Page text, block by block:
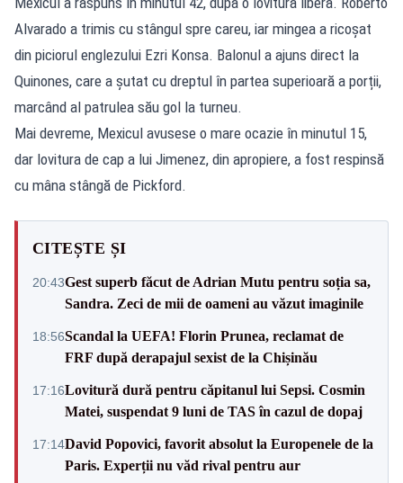
Alvarado a trimis cu stângul spre careu, iar mingea a ricoșat
din piciorul englezului Ezri Konsa. Balonul a ajuns direct la
Quinones, care a șutat cu dreptul în partea superioară a porții,
marcând al patrulea său gol la turneu.
Mai devreme, Mexicul avusese o mare ocazie în minutul 15,
dar lovitura de cap a lui Jimenez, din apropiere, a fost respinsă
cu mâna stângă de Pickford.
CITEȘTE ȘI
20:43Gest superb făcut de Adrian Mutu pentru soția sa,
Sandra. Zeci de mii de oameni au văzut imaginile
18:56Scandal la UEFA! Florin Prunea, reclamat de
FRF după derapajul sexist de la Chișinău
17:16Lovitură dură pentru căpitanul lui Sepsi. Cosmin
Matei, suspendat 9 luni de TAS în cazul de dopaj
17:14David Popovici, favorit absolut la Europenele de la
Paris. Experții nu văd rival pentru aur